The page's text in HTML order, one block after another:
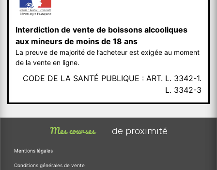
Interdiction de vente de boissons alcooliques
aux mineurs de moins de 18 ans
La preuve de majorité de l’acheteur est exigée au moment
de la vente en ligne.
CODE DE LA SANTÉ PUBLIQUE : ART. L. 3342-1.
L. 3342-3
Mes courses de proximité
Mentions légales
Conditions générales de vente